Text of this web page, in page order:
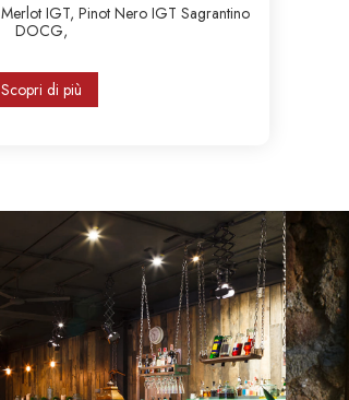
Merlot IGT, Pinot Nero IGT Sagrantino
DOCG,
Scopri di più